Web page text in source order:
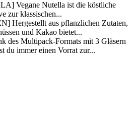
Vegane Nutella ist die köstliche
zur klassischen...
Hergestellt aus pflanzlichen Zutaten,
und Kakao bietet...
des Multipack-Formats mit 3 Gläsern
du immer einen Vorrat zur...